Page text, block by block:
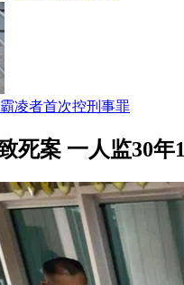
凌者首次控刑事罪
死案 一人监30